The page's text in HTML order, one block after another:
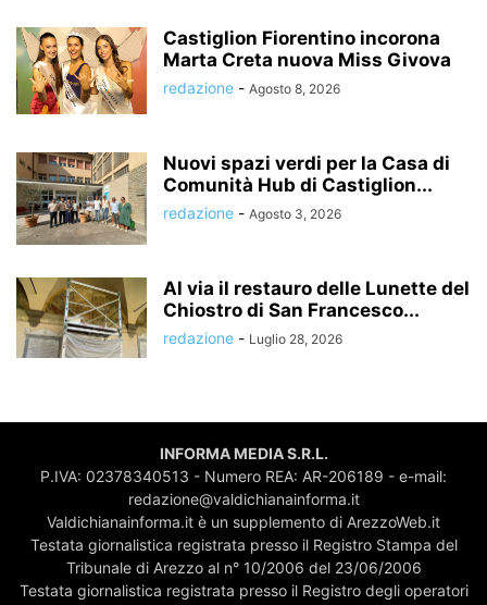
Castiglion Fiorentino incorona
Marta Creta nuova Miss Givova
redazione - Agosto 8, 2026
Nuovi spazi verdi per la Casa di
Comunità Hub di Castiglion...
redazione - Agosto 3, 2026
Al via il restauro delle Lunette del
Chiostro di San Francesco...
redazione - Luglio 28, 2026
INFORMA MEDIA S.R.L.
P.IVA: 02378340513 - Numero REA: AR-206189 - e-mail:
redazione@valdichianainforma.it
Valdichianainforma.it è un supplemento di ArezzoWeb.it
Testata giornalistica registrata presso il Registro Stampa del
Tribunale di Arezzo al n° 10/2006 del 23/06/2006
Testata giornalistica registrata presso il Registro degli operatori